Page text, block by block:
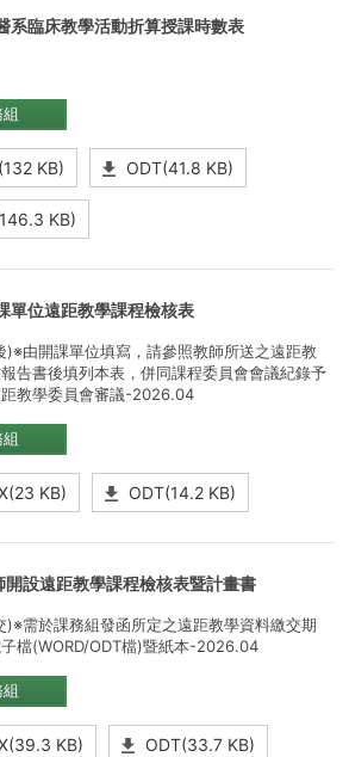
系臨床教學活動折算授課時數表
KB) ODT(41.8 KB)
KB)
單位遠距教學課程檢核表
)※由開課單位填寫，請參照教師所送之遠距教
告書後填列本表，併同課程委員會會議紀錄予
教學委員會審議-2026.04
KB) ODT(14.2 KB)
設遠距教學課程檢核表暨計畫書
)※需於課務組發函所定之遠距教學資料繳交期
檔(WORD/ODT檔)暨紙本-2026.04
KB) ODT(33.7 KB)